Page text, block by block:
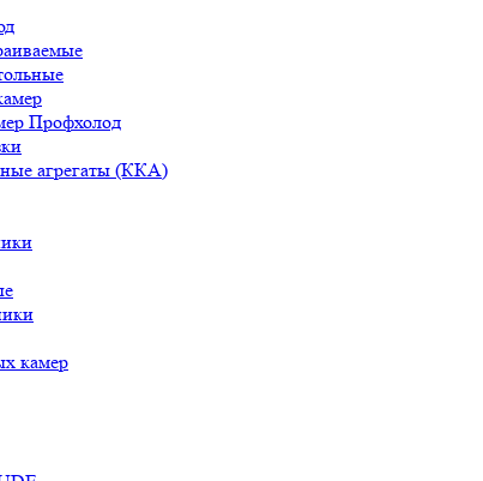
Профхолод
агрегаты (ККА)
камер